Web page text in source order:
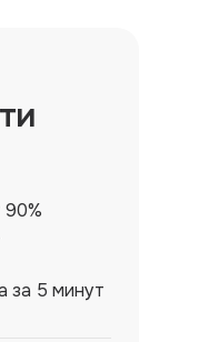
90%
за 5 минут